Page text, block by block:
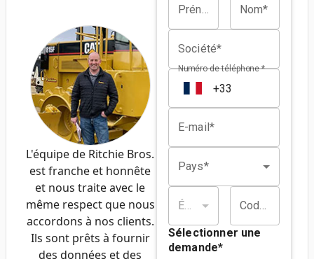
Prénom* Nom*
Société*
Numéro de téléphone *
E-mail*
Pays*
État/Province* Code postal*
Sélectionner une
demande*
L'équipe de Ritchie Bros.
est franche et honnête
et nous traite avec le
même respect que nous
accordons à nos clients.
Ils sont prêts à fournir
des données et des